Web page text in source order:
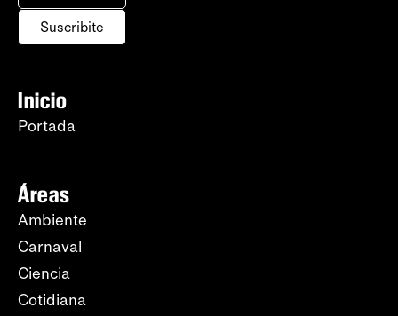
Suscribite
Inicio
Portada
Áreas
Ambiente
Carnaval
Ciencia
Cotidiana